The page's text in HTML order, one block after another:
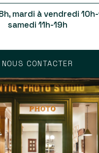
mardi à vendredi
samedi 11h-19h
NOUS CONTACTER